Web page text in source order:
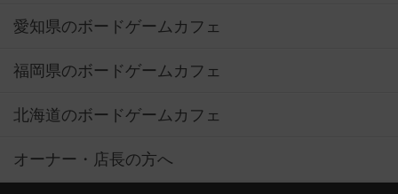
愛知県のボードゲームカフェ
福岡県のボードゲームカフェ
北海道のボードゲームカフェ
オーナー・店長の方へ